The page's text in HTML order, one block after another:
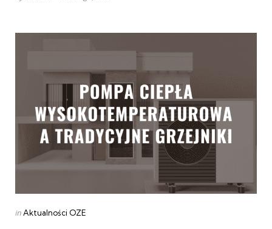
Categories
Posted
inAktualności OZE